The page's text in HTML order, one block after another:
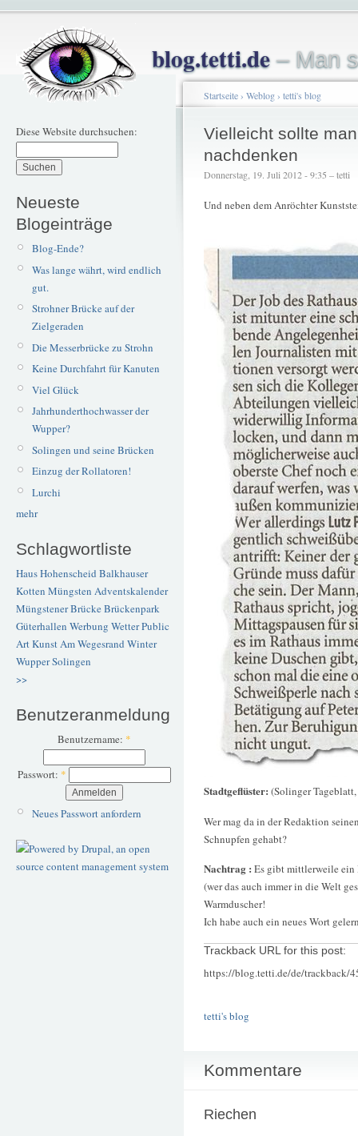
blog.tetti.de– Man
Diese Website durchsuchen:
Neueste
Blogeinträge
Blog-Ende?
Was lange währt, wird endlich
gut.
Strohner Brücke auf der
Zielgeraden
Die Messerbrücke zu Strohn
Keine Durchfahrt für Kanuten
Viel Glück
Jahrhunderthochwasser der
Wupper?
Solingen und seine Brücken
Einzug der Rollatoren!
Lurchi
mehr
Schlagwortliste
Haus Hohenscheid Balkhauser
Kotten Müngsten Adventskalender
Müngstener BrückeBrückenpark
Güterhallen Werbung WetterPublic
ArtKunstAm Wegesrand Winter
WupperSolingen
>>
Benutzeranmeldung
Benutzername: *
Passwort: *
Neues Passwort anfordern
Startseite› Weblog› tetti's blog
Vielleicht sollte
nachdenken
Donnerstag, 19. Juli 2012 - 9:35 – tetti
Und neben dem Anröchter
Stadtgeflüster: (Solinger
Wer mag da in der Redaktion
Schnupfen gehabt?
Nachtrag : Es gibt mittlerweile ein
(wer das auch immer in die Welt
Warmduscher!
Ich habe auch ein neues Wort
Trackback URL for this post:
https://blog.tetti.de/de/trackback/
tetti's blog
Kommentare
Riechen